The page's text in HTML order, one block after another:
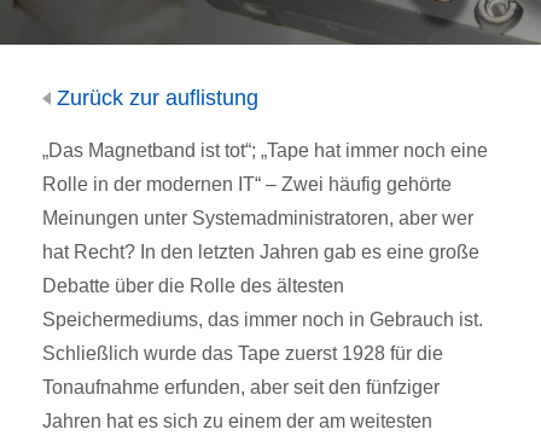
Zurück zur auflistung
„Das Magnetband ist tot“; „Tape hat immer noch eine
Rolle in der modernen IT“ – Zwei häufig gehörte
Meinungen unter Systemadministratoren, aber wer
hat Recht? In den letzten Jahren gab es eine große
Debatte über die Rolle des ältesten
Speichermediums, das immer noch in Gebrauch ist.
Schließlich wurde das Tape zuerst 1928 für die
Tonaufnahme erfunden, aber seit den fünfziger
Jahren hat es sich zu einem der am weitesten